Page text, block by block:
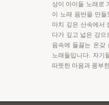
백창우
권정생
바보처
상이 아이들 노래로
이 노래 음반을 만
마치 깊은 산속에서
다가 깊고 넓은 강으
음속에 들끓는 온갖
노래들입니다. 자기
따뜻한 마음과 풍부